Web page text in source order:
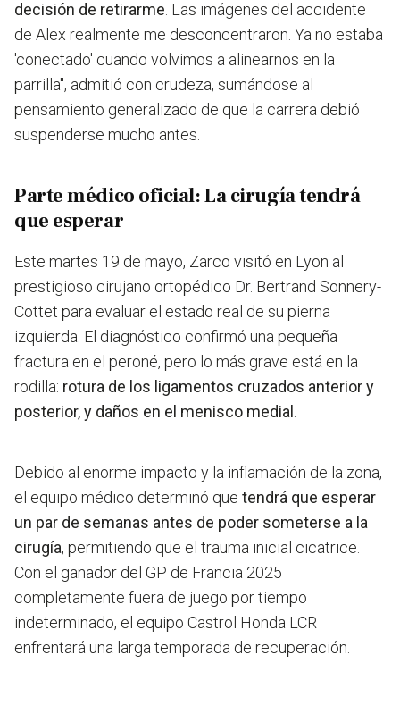
decisión de retirarme . Las imágenes del accidente
de Alex realmente me desconcentraron. Ya no estaba
'conectado' cuando volvimos a alinearnos en la
parrilla", admitió con crudeza, sumándose al
pensamiento generalizado de que la carrera debió
suspenderse mucho antes.
Parte médico oficial: La cirugía tendrá
que esperar
Este martes 19 de mayo, Zarco visitó en Lyon al
prestigioso cirujano ortopédico Dr. Bertrand Sonnery-
Cottet para evaluar el estado real de su pierna
izquierda. El diagnóstico confirmó una pequeña
fractura en el peroné, pero lo más grave está en la
rodilla: rotura de los ligamentos cruzados anterior y
posterior, y daños en el menisco medial
Debido al enorme impacto y la inflamación de la zona,
el equipo médico determinó que tendrá que esperar
un par de semanas antes de poder someterse a la
cirugía, permitiendo que el trauma inicial cicatrice.
Con el ganador del GP de Francia 2025
completamente fuera de juego por tiempo
indeterminado, el equipo Castrol Honda LCR
enfrentará una larga temporada de recuperación.